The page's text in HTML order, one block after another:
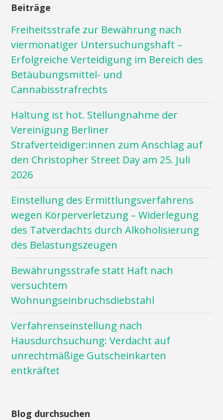
Beiträge
Freiheitsstrafe zur Bewährung nach
viermonatiger Untersuchungshaft –
Erfolgreiche Verteidigung im Bereich des
Betäubungsmittel- und
Cannabisstrafrechts
Haltung ist hot. Stellungnahme der
Vereinigung Berliner
Strafverteidiger:innen zum Anschlag auf
den Christopher Street Day am 25. Juli
2026
Einstellung des Ermittlungsverfahrens
wegen Körperverletzung – Widerlegung
des Tatverdachts durch Alkoholisierung
des Belastungszeugen
Bewährungsstrafe statt Haft nach
versuchtem
Wohnungseinbruchsdiebstahl
Verfahrenseinstellung nach
Hausdurchsuchung: Verdacht auf
unrechtmäßige Gutscheinkarten
entkräftet
Blog durchsuchen